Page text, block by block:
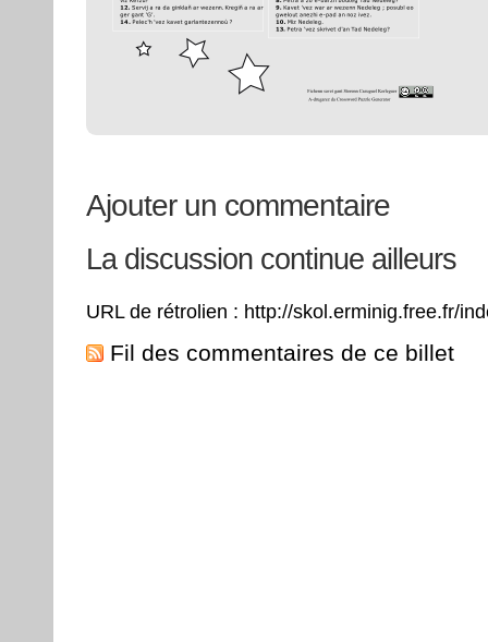
Ajouter un commentaire
La discussion continue ailleurs
URL de rétrolien : http://skol.erminig.free.fr/
Fil des commentaires de ce billet